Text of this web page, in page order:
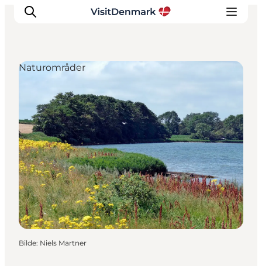
Inspirasjon
Reisemål
Aktiviteter
Overnatting
Planlegg reisen
Naturområder
Bilde: Niels Martner